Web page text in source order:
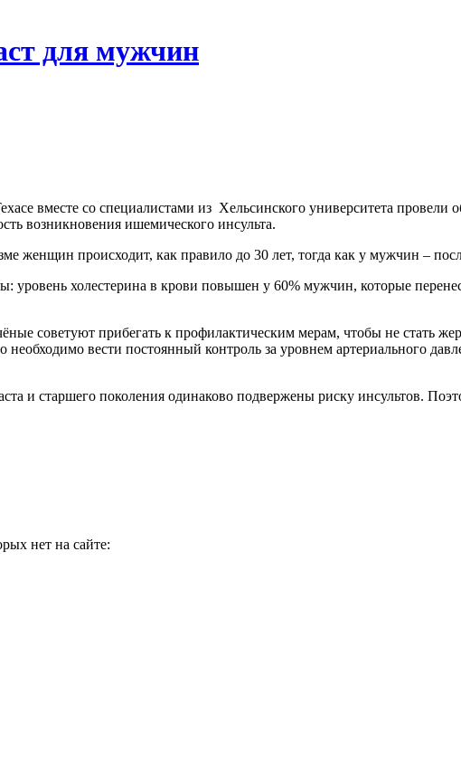
для мужчин
вместе со специалистами из Хельсинского университета провели
возникновения ишемического инсульта.
женщин происходит, как правило до 30 лет, тогда как у мужчин –
холестерина в крови повышен у 60% мужчин, которые
советуют прибегать к профилактическим мерам, чтобы не стать
вести постоянный контроль за уровнем артериального
и старшего поколения одинаково подвержены риску инсультов.
нет на сайте: